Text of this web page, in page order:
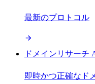
最新のプロトコル
ドメインリサーチ
即時かつ正確なド